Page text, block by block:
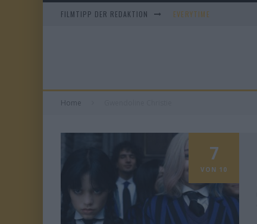
FILMTIPP DER REDAKTION EVERYTIME
Home
7
VON 10